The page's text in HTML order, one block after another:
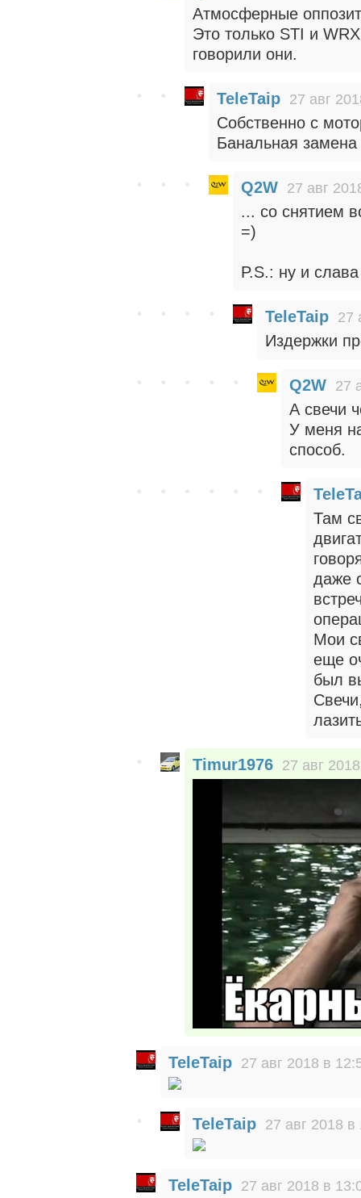
Атмосферные
Это только STI и
говорили они.
TeleTaip 27 авг
Собственно с
Банальная
Q2W 27 авг
... со снятием
=)
P.S.: ну и слава
TeleTaip 27
Издержки
Q2W 27
А свечи
У меня
способ.
Там
даже
Мои
еще
был
Timur1976 27 авг
TeleTaip 27 авг 2018 в
TeleTaip 27 авг 2018 в
TeleTaip 27 авг 2018 в